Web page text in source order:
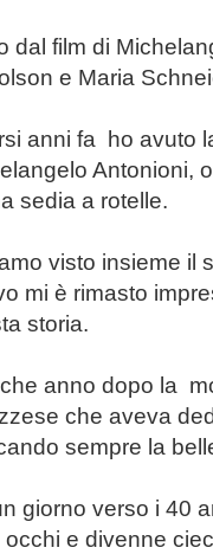
dal film di
e Maria
anni fa ho avuto
Antonioni,
sedia a rotelle.
visto insieme il
mi è rimasto
storia.
anno dopo la
che aveva
sempre la
giorno verso i 40
occhi e divenne